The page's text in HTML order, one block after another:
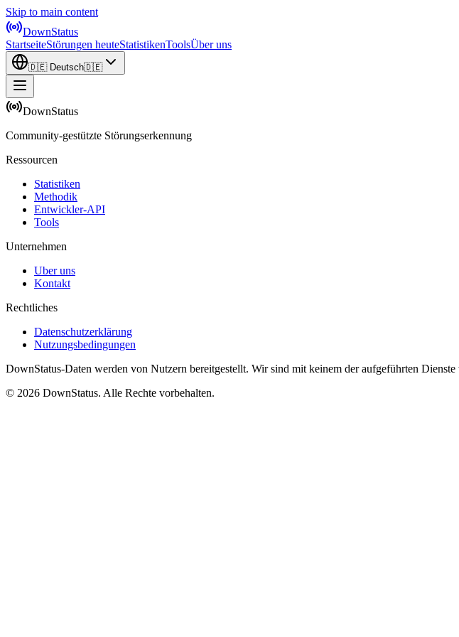
Skip to main content
DownStatus
StartseiteStörungen heuteStatistikenToolsÜber uns
🇩🇪 Deutsch🇩🇪
DownStatus
Community-gestützte Störungserkennung
Ressourcen
Statistiken
Methodik
Entwickler-API
Tools
Unternehmen
Uber uns
Kontakt
Rechtliches
Datenschutzerklärung
Nutzungsbedingungen
DownStatus-Daten werden von Nutzern bereitgestellt. Wir sind mit keinem der aufgeführten Dienste
© 2026 DownStatus. Alle Rechte vorbehalten.